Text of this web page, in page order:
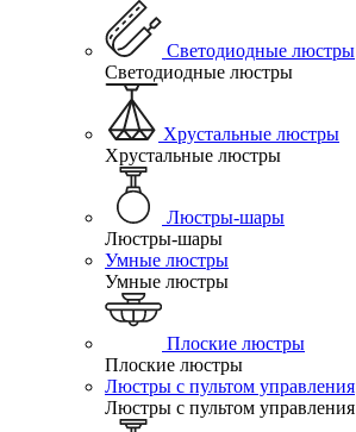
Светодиодные люстры
Светодиодные люстры
Хрустальные люстры
Хрустальные люстры
Люстры-шары
Люстры-шары
Умные люстры
Умные люстры
Плоские люстры
Плоские люстры
Люстры с пультом управления
Люстры с пультом управления